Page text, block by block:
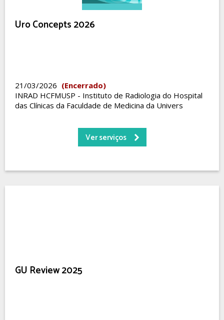
Uro Concepts 2026
21/03/2026 (Encerrado)
INRAD HCFMUSP - Instituto de Radiologia do Hospital
das Clínicas da Faculdade de Medicina da Univers
Ver serviços
GU Review 2025